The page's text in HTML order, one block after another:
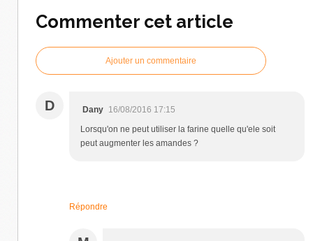
Commenter cet article
Ajouter un commentaire
D Dany 16/08/2016 17:15
Lorsqu'on ne peut utiliser la farine quelle qu'ele soit
peut augmenter les amandes ?
Répondre